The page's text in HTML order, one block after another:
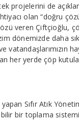
projelerini de
olan “doğru
veren Çiftçioğlu,
dönemizde daha
her yerde çöp
Sıfır Atık
bir toplama sistemi